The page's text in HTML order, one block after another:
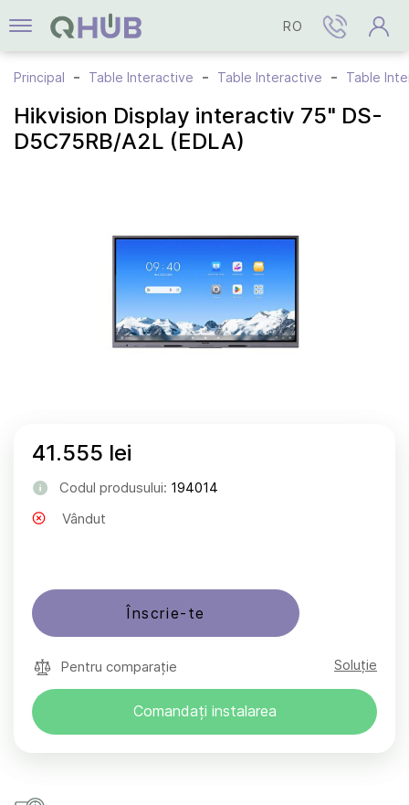
RO
Principal Table Interactive Table Interactive Table
Hikvision Display interactiv 75" DS-
D5C75RB/A2L (EDLA)
41.555 lei
Codul produsului: 194014
Vândut
Înscrie-te
Pentru comparație Soluție
Comandați instalarea